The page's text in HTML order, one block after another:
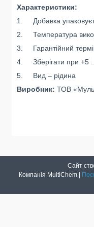
Характеристики:
1. Добавка
2. Температура
3. Гарантійний
4. Зберігати при +5
5. Вид – рідина
Виробник: ТОВ
Сайт